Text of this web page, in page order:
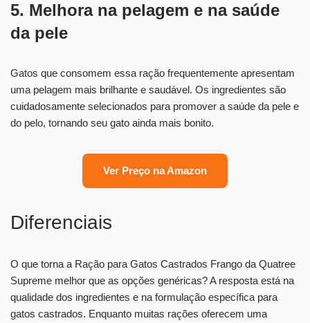
5. Melhora na pelagem e na saúde
da pele
Gatos que consomem essa ração frequentemente apresentam
uma pelagem mais brilhante e saudável. Os ingredientes são
cuidadosamente selecionados para promover a saúde da pele e
do pelo, tornando seu gato ainda mais bonito.
Ver Preço na Amazon
Diferenciais
O que torna a Ração para Gatos Castrados Frango da Quatree
Supreme melhor que as opções genéricas? A resposta está na
qualidade dos ingredientes e na formulação específica para
gatos castrados. Enquanto muitas rações oferecem uma